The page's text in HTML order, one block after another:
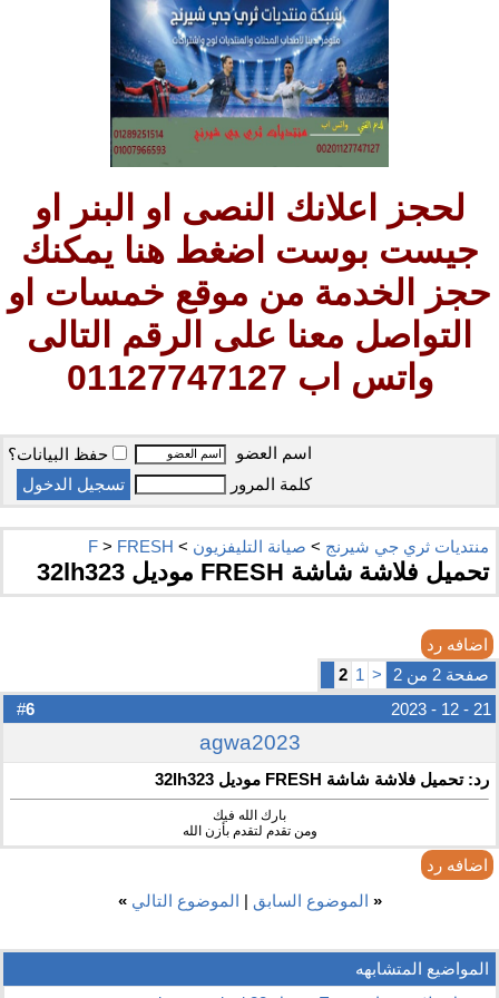
لحجز اعلانك النصى او البنر او
جيست بوست اضغط هنا يمكنك
حجز الخدمة من موقع خمسات او
التواصل معنا على الرقم التالى
واتس اب 01127747127
اسم العضو
حفظ البيانات؟
كلمة المرور
منتديات ثري جي شيرنج > صيانة التليفزيون >
F > FRESH
تحميل فلاشة شاشة FRESH موديل 32lh323
اضافه رد
صفحة 2 من 2
<
1
2
6 21 - 12 - 2023
agwa2023
رد: تحميل فلاشة شاشة FRESH موديل 32lh323
بارك الله فيك
ومن تقدم لتقدم بأزن الله
اضافه رد
« الموضوع السابق | الموضوع التالي »
المواضيع المتشابهه